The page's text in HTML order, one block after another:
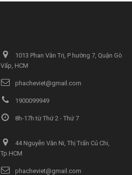
1013 Phan Văn Trị, P hường 7, Quận Gò
Vấp, HCM
phacheviet@gmail.com
1900099949
8h-17h từ Thứ 2 - Thứ 7
44 Nguyễn Văn Ni, Thị Trấn Củ Chi,
Tp.HCM
phacheviet@gmail.com